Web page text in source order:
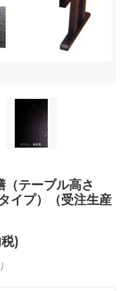
（テーブル高さ
イプ）（受注生産
)